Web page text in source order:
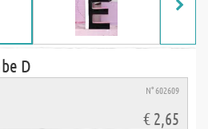
D
N° 602609
€ 2,65